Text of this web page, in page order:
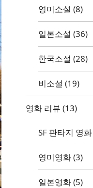
영미소설 (8)
일본소설 (36)
한국소설 (28)
비소설 (19)
영화 리뷰 (13)
SF 판타지 영화
영미영화(3)
일본영화(5)